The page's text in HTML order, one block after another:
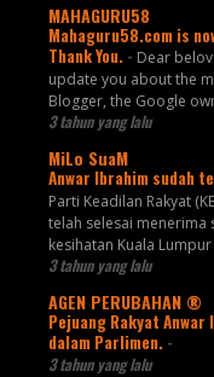
MAHAGURU58
Mahaguru58.com is
Thank You. - Dear
update you about the
Blogger, the Google
3 tahun yang lalu
MiLo SuaM
Anwar Ibrahim sudah
Parti Keadilan Rakyat
telah selesai menerima
kesihatan Kuala
3 tahun yang lalu
AGEN PERUBAHAN ®
Pejuang Rakyat
dalam Parlimen. -
3 tahun yang lalu